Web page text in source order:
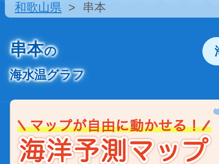
和歌山県
串本
串本の
海水温グラフ